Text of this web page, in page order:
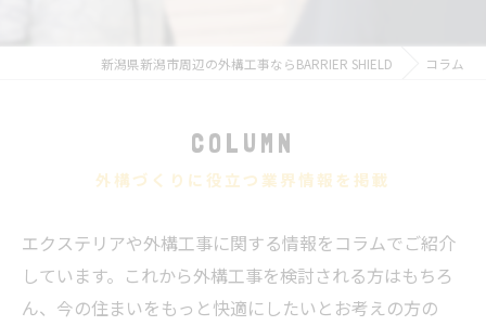
新潟県新潟市周辺の外構工事ならBARRIER SHIELD コラム
COLUMN
外構づくりに役立つ業界情報を掲載
エクステリアや外構工事に関する情報をコラムでご紹介
しています。これから外構工事を検討される方はもちろ
ん、今の住まいをもっと快適にしたいとお考えの方の